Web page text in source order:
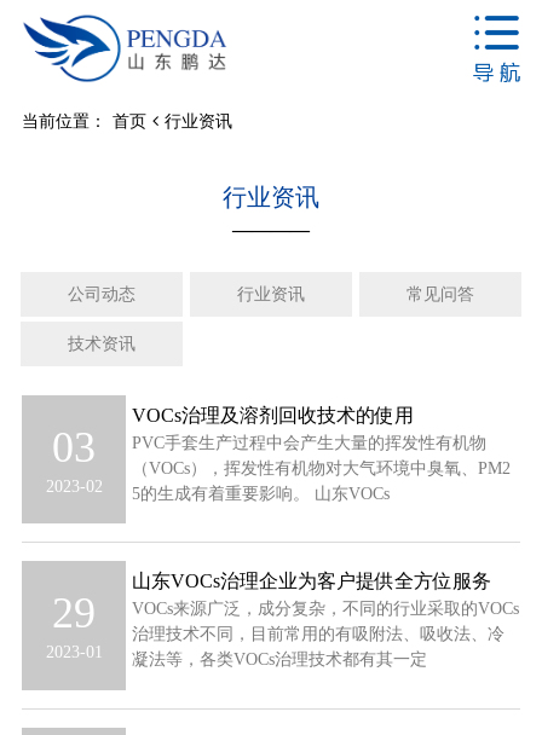
当前位置： 首页 行业资讯
行业资讯
————
公司动态 行业资讯 常见问答
技术资讯
03
2023-02
VOCs治理及溶剂回收技术的使用
PVC手套生产过程中会产生大量的挥发性有机物
（VOCs），挥发性有机物对大气环境中臭氧、PM2
5的生成有着重要影响。 山东VOCs
29
2023-01
山东VOCs治理企业为客户提供全方位服务
VOCs来源广泛，成分复杂，不同的行业采取的VOCs
治理技术不同，目前常用的有吸附法、吸收法、冷
凝法等，各类VOCs治理技术都有其一定